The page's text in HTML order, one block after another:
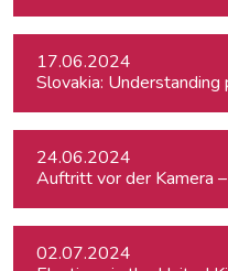
17.06.2024
Slovakia:
24.06.2024
Auftritt vor der Kamera –
02.07.2024